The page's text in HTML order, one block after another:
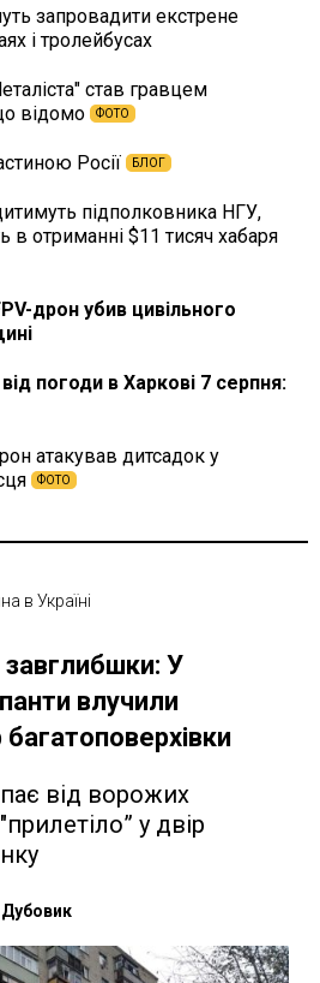
запровадити екстрене
і тролейбусах
став гравцем
відомо
ФОТО
Росії БЛОГ
підполковника НГУ,
в отриманні $11 тисяч хабаря
дрон убив цивільного
погоди в Харкові 7 серпня:
атакував дитсадок у
ФОТО
в Україні
завглибшки: У
влучили
від ворожих
у двір
Дубовик